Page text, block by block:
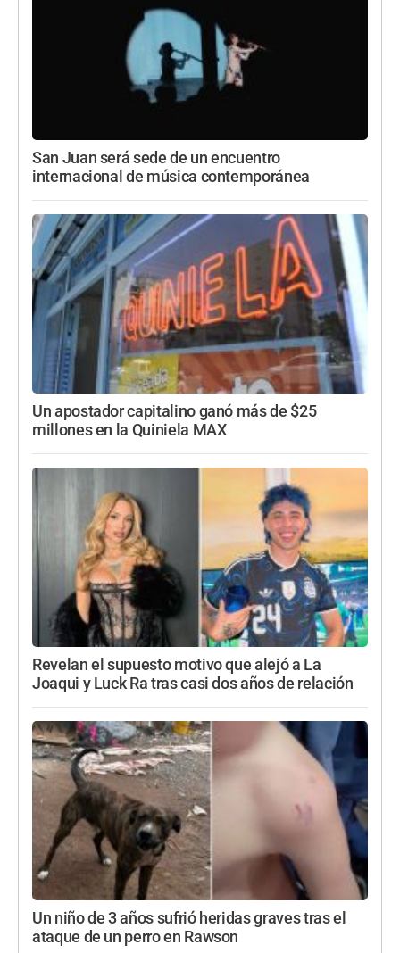
San Juan será sede de un encuentro
internacional de música contemporánea
Un apostador capitalino ganó más de $25
millones en la Quiniela MAX
Revelan el supuesto motivo que alejó a La
Joaqui y Luck Ra tras casi dos años de relación
Un niño de 3 años sufrió heridas graves tras el
ataque de un perro en Rawson